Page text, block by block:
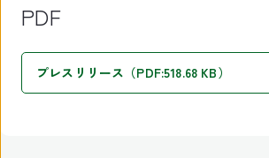
PDF
プレスリリース（PDF:518.68 KB）